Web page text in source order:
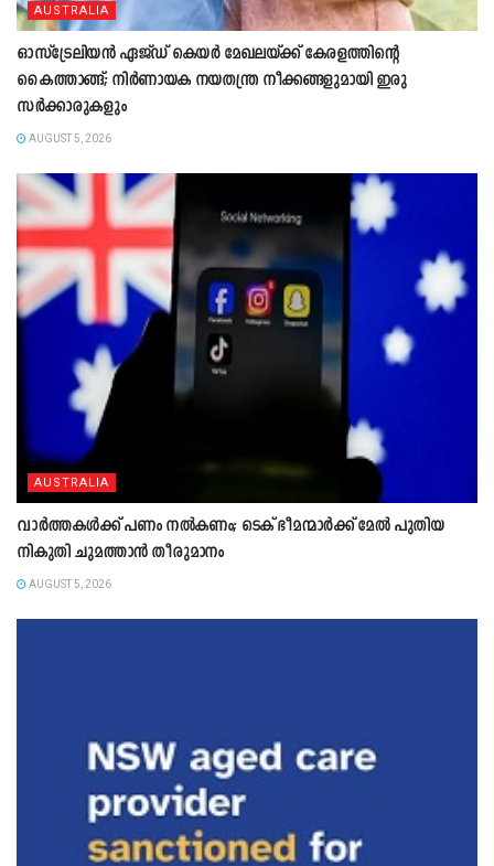
AUSTRALIA
ഓസ്‌ട്രേലിയൻ ഏജ്ഡ് കെയർ മേഖലയ്ക്ക് കേരളത്തിന്റെ
കൈത്താങ്ങ്; നിർണായക നയതന്ത്ര നീക്കങ്ങളുമായി ഇരു
സർക്കാരുകളും
AUGUST 5, 2026
AUSTRALIA
വാർത്തകൾക്ക് പണം നൽകണം; ടെക് ഭീമന്മാർക്ക് മേൽ പുതിയ
നികുതി ചുമത്താൻ തീരുമാനം
AUGUST 5, 2026